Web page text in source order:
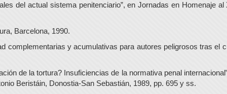
del actual sistema penitenciario”, en Jornadas en Homenaje
Barcelona, 1990.
complementarias y acumulativas para autores peligrosos tras el
de la tortura? Insuficiencias de la normativa penal
Beristáin, Donostia-San Sebastián, 1989, pp. 695 y ss.